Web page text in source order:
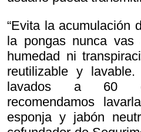
“Evita la acumulación
la pongas nunca
humedad ni
reutilizable y
lavados a 60
recomendamos
esponja y jabón